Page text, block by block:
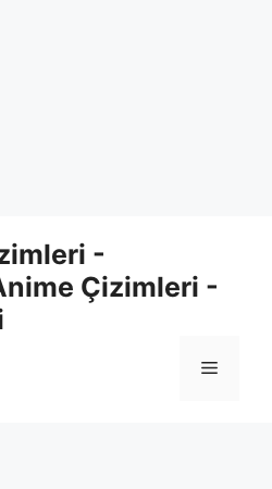
-
Çizimleri -
Menu